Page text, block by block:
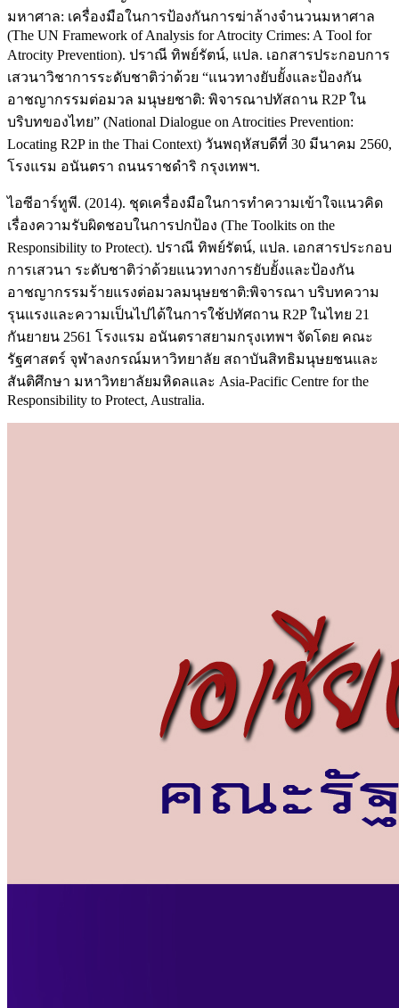
มหาศาล: เครื่องมือในการป้องกันการฆ่าล้างจำนวนมหาศาล
(The UN Framework of Analysis for Atrocity Crimes: A Tool for
Atrocity Prevention). ปราณี ทิพย์รัตน์, แปล. เอกสารประกอบการ
เสวนาวิชาการระดับชาติว่าด้วย “แนวทางยับยั้งและป้องกัน
อาชญากรรมต่อมวล มนุษยชาติ: พิจารณาปทัสถาน R2P ใน
บริบทของไทย” (National Dialogue on Atrocities Prevention:
Locating R2P in the Thai Context) วันพฤหัสบดีที่ 30 มีนาคม 2560,
โรงแรม อนันตรา ถนนราชดำริ กรุงเทพฯ.
ไอซีอาร์ทูพี. (2014). ชุดเครื่องมือในการทำความเข้าใจแนวคิด
เรื่องความรับผิดชอบในการปกป้อง (The Toolkits on the
Responsibility to Protect). ปราณี ทิพย์รัตน์, แปล. เอกสารประกอบ
การเสวนา ระดับชาติว่าด้วยแนวทางการยับยั้งและป้องกัน
อาชญากรรมร้ายแรงต่อมวลมนุษยชาติ:พิจารณา บริบทความ
รุนแรงและความเป็นไปได้ในการใช้ปทัศถาน R2P ในไทย 21
กันยายน 2561 โรงแรม อนันตราสยามกรุงเทพฯ จัดโดย คณะ
รัฐศาสตร์ จุฬาลงกรณ์มหาวิทยาลัย สถาบันสิทธิมนุษยชนและ
สันติศึกษา มหาวิทยาลัยมหิดลและ Asia-Pacific Centre for the
Responsibility to Protect, Australia.